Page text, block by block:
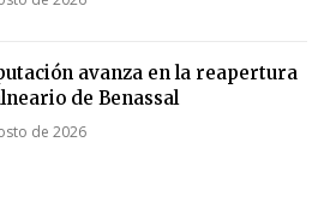
avanza en la reapertura
de Benassal
de 2026